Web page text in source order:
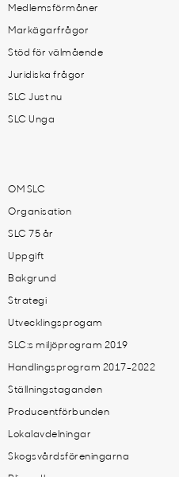
Medlemsförmåner
Markägarfrågor
Stöd för välmående
Juridiska frågor
SLC Just nu
SLC Unga
OM SLC
Organisation
SLC 75 år
Uppgift
Bakgrund
Strategi
Utvecklingsprogam
SLC:s miljöprogram 2019
Handlingsprogram 2017-2022
Ställningstaganden
Producentförbunden
Lokalavdelningar
Skogsvårdsföreningarna